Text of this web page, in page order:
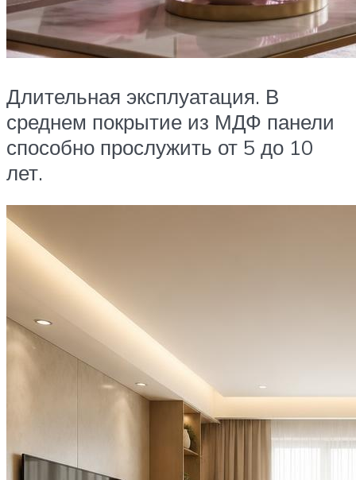
Длительная эксплуатация. В
среднем покрытие из МДФ панели
способно прослужить от 5 до 10
лет.